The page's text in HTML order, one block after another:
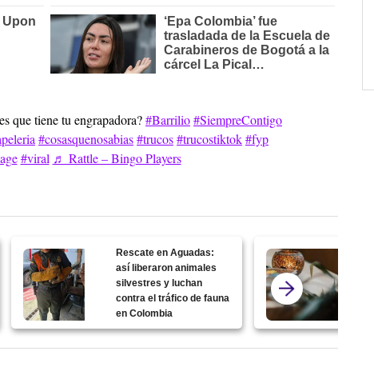
que tiene tu engrapadora?#Barrilio#SiempreContigo
#cosasquenosabias#trucos#trucostiktok#fyp
#viral ♬ Rattle – Bingo Players
Rescate en Aguadas:
así liberaron animales
silvestres y luchan
contra el tráfico de fauna
en Colombia